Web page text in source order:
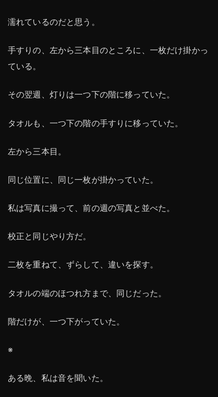
濡れているのだと思う。
手すりの、左から三本目のところに、一枚だけ掛かっ
ている。
その翌週、灯りは一つ下の階に移っていた。
タオルも、一つ下の階の手すりに移っていた。
左から三本目。
同じ位置に、同じ一枚が掛かっていた。
私は写真に撮って、前の週の写真と並べた。
校正と同じやり方だ。
二枚を重ねて、ずらして、違いを探す。
タオルの端のほつれ方まで、同じだった。
階だけが、一つ下がっていた。
※
ある晩、私は音を聞いた。